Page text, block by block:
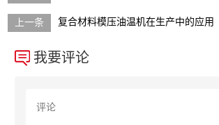
复合材料模压油温机在生产中的应用
我要评论